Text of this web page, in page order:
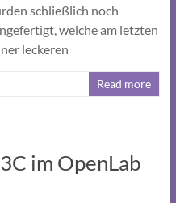
schließlich noch
welche am letzten
leckeren
Read more
im OpenLab